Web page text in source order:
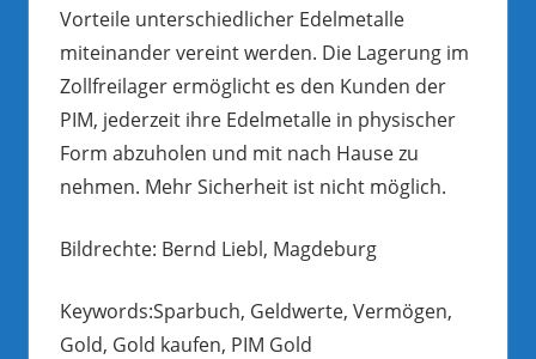
Vorteile unterschiedlicher Edelmetalle
miteinander vereint werden. Die Lagerung im
Zollfreilager ermöglicht es den Kunden der
PIM, jederzeit ihre Edelmetalle in physischer
Form abzuholen und mit nach Hause zu
nehmen. Mehr Sicherheit ist nicht möglich.
Bildrechte: Bernd Liebl, Magdeburg
Keywords:Sparbuch, Geldwerte, Vermögen,
Gold, Gold kaufen, PIM Gold